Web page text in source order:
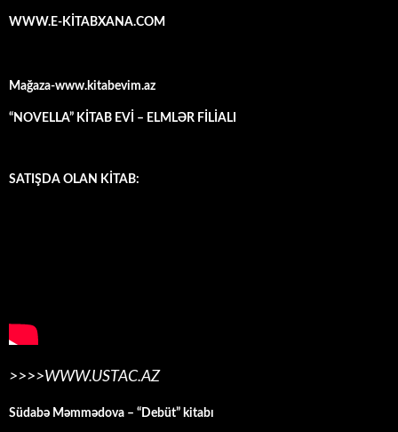
WWW.E-KİTABXANA.COM
Mağaza-www.kitabevim.az
“NOVELLA” KİTAB EVİ – ELMLƏR FİLİALI
SATIŞDA OLAN KİTAB:
>>>>WWW.USTAC.AZ
Südabə Məmmədova – “Debüt” kitabı